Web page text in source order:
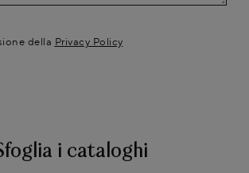
i cataloghi
della Privacy Policy